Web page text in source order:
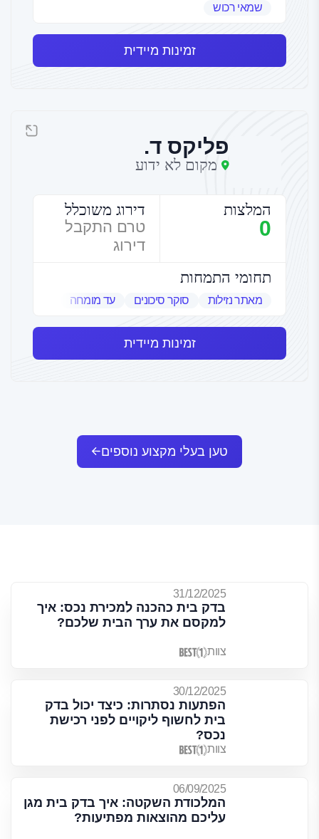
שמאי רכוש
זמינות מיידית
פליקס ד.
מקום לא ידוע
המלצות
0
דירוג משוכלל
טרם התקבל
דירוג
תחומי התמחות
מאתר נזילות סוקר סיכונים עד מומחה
זמינות מיידית
טען בעלי מקצוע נוספים
31/12/2025
בדק בית כהכנה למכירת נכס: איך
למקסם את ערך הבית שלכם?
צוות
30/12/2025
הפתעות נסתרות: כיצד יכול בדק
בית לחשוף ליקויים לפני רכישת
נכס?
צוות
06/09/2025
המלכודת השקטה: איך בדק בית מגן
עליכם מהוצאות מפתיעות?